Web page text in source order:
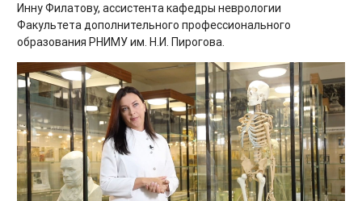
Инну Филатову, ассистента кафедры неврологии
Факультета дополнительного профессионального
образования РНИМУ им. Н.И. Пирогова.